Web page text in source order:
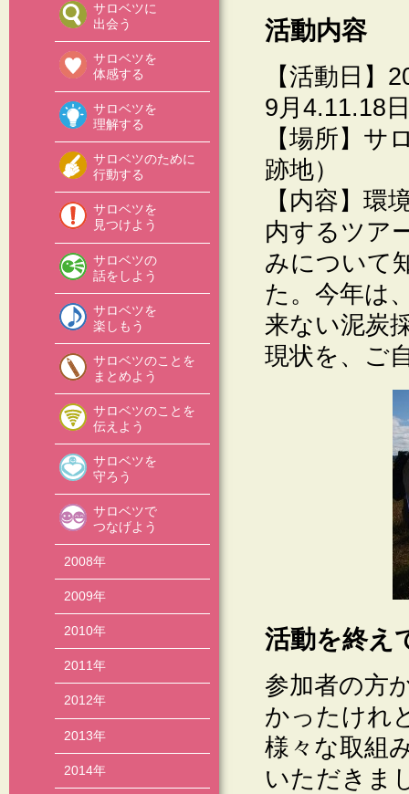
サロベツに
出会う
サロベツを
体感する
サロベツを
理解する
サロベツのために
行動する
サロベツを
見つけよう
サロベツの
話をしよう
サロベツを
楽しもう
サロベツのことを
まとめよう
サロベツのことを
伝えよう
サロベツを
守ろう
サロベツで
つなげよう
2008年
2009年
2010年
2011年
2012年
2013年
2014年
活動内容
【活動日】
9月4.11.18
【場所】
跡地）
【内容】環
内するツア
みについて
た。今年は
来ない泥炭
現状を、ご
活動を終え
参加者の方
かったけれ
様々な取組
いただきま